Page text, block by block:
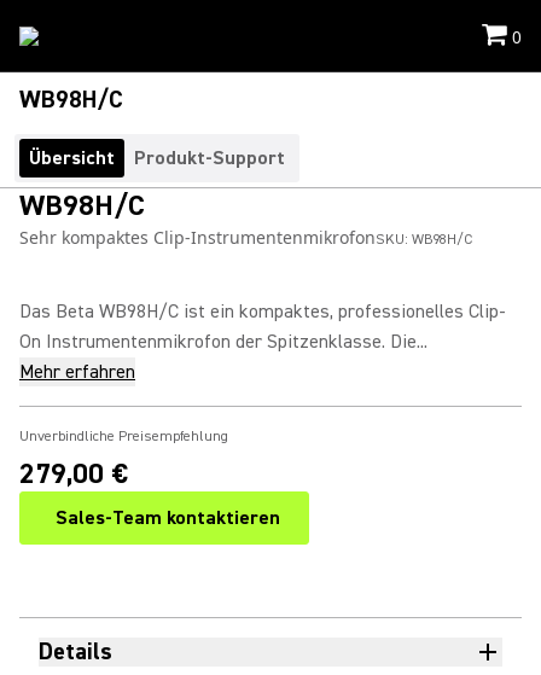
0
WB98H/C
Übersicht Produkt-Support
WB98H/C
Sehr kompaktes Clip-InstrumentenmikrofonSKU: WB98H/C
Das Beta WB98H/C ist ein kompaktes, professionelles Clip-
On Instrumentenmikrofon der Spitzenklasse. Die...
Mehr erfahren
Unverbindliche Preisempfehlung
279,00 €
Sales-Team kontaktieren
Details